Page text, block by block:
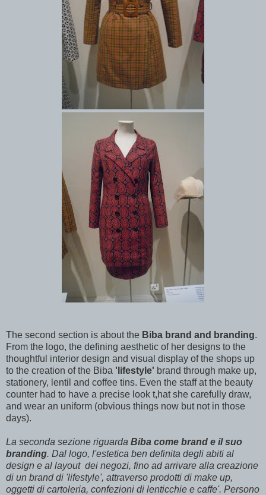
The second section is about the Biba brand and branding.
From the logo, the defining aesthetic of her designs to the
thoughtful interior design and visual display of the shops up
to the creation of the Biba 'lifestyle' brand through make up,
stationery, lentil and coffee tins. Even the staff at the beauty
counter had to have a precise look t,hat she carefully draw,
and wear an uniform (obvious things now but not in those
days).
La seconda sezione riguarda Biba come brand e il suo
branding. Dal logo, l'estetica ben definita degli abiti al
design e al layout dei negozi, fino ad arrivare alla creazione
di un brand di 'lifestyle', attraverso prodotti di make up,
oggetti di cartoleria, confezioni di lenticchie e caffe'. Persono